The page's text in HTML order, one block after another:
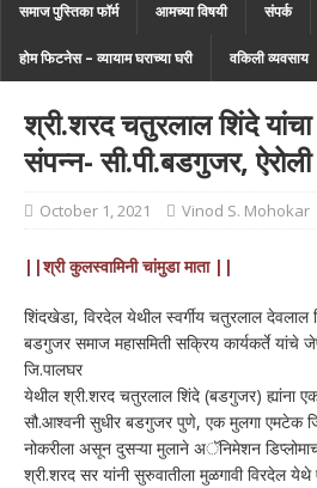
समाज पुस्तिका फॉर्म आमच्या विषयी संपर्क
होम फिटनेस – व्यायाम घराच्या घरी वकिली व्यवसाय
श्री.शरद चतुरलाल शिंदे यांचा
संपन्न- सी.पी.बडगुजर,
October 1, 2021 Vinod S. Mohokar
||श्री कुलस्वामिनी चांमुडा माता ||
शिंदखेडा, विरदेल येथील स्वर्गीय चतुरलाल
बडगुजर समाज महासमिती सक्रिय कार्यकर्ते यांचे
जि.पालघर
येथील श्री.शरद चतुरलाल शिंदे (बडगुजर) ह्यांना
सौ.आश्वनी सुधीर बडगुजर पुणे, एक मुलगा एमटेक
नोकरीला असून दुसऱ्या मुलाने अॅनिमेशन
श्री.शरद सर यांनी सुरुवातीला मुळगावी विरदेल